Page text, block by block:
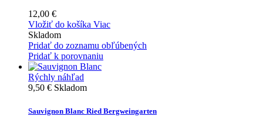
12,00 €
Vložiť do košíka Viac
Skladom
Pridať do zoznamu obľúbených
Pridať k porovnaniu
Rýchly náhľad
9,50 € Skladom
Sauvignon Blanc Ried Bergweingarten